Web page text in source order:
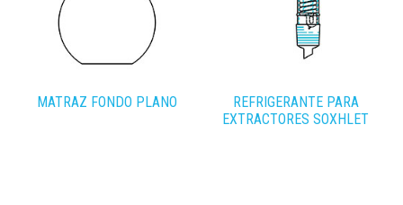
MATRAZ FONDO PLANO
REFRIGERANTE PARA
EXTRACTORES SOXHLET